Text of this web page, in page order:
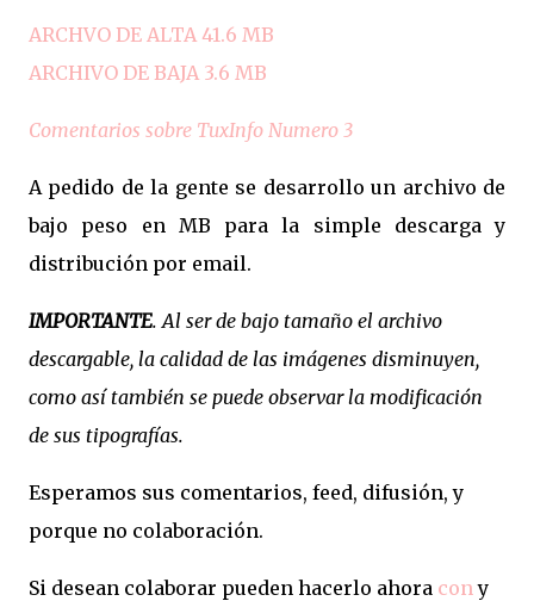
ARCHVO DE ALTA 41.6 MB
ARCHIVO DE BAJA 3.6 MB
Comentarios sobre TuxInfo Numero 3
A pedido de la gente se desarrollo un archivo de
bajo peso en MB para la simple descarga y
distribución por email.
IMPORTANTE. Al ser de bajo tamaño el archivo
descargable, la calidad de las imágenes disminuyen,
como así también se puede observar la modificación
de sus tipografías.
Esperamos sus comentarios, feed, difusión, y
porque no colaboración.
Si desean colaborar pueden hacerlo ahora cony